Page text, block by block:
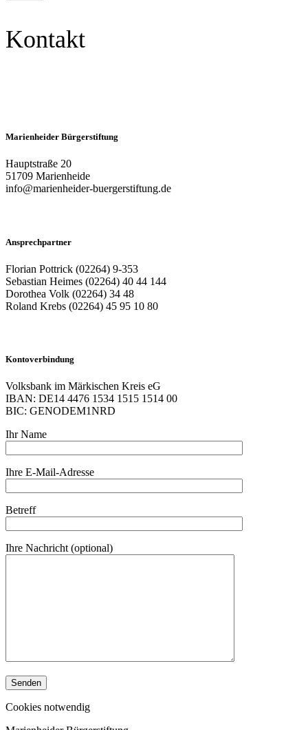
Kontakt
Marienheider Bürgerstiftung
Hauptstraße 20
51709 Marienheide
info@marienheider-buergerstiftung.de
Ansprechpartner
Florian Pottrick (02264) 9-353
Sebastian Heimes (02264) 40 44 144
Dorothea Volk (02264) 34 48
Roland Krebs (02264) 45 95 10 80
Kontoverbindung
Volksbank im Märkischen Kreis eG
IBAN: DE14 4476 1534 1515 1514 00
BIC: GENODEM1NRD
Ihr Name
Ihre E-Mail-Adresse
Betreff
Ihre Nachricht (optional)
Cookies notwendig